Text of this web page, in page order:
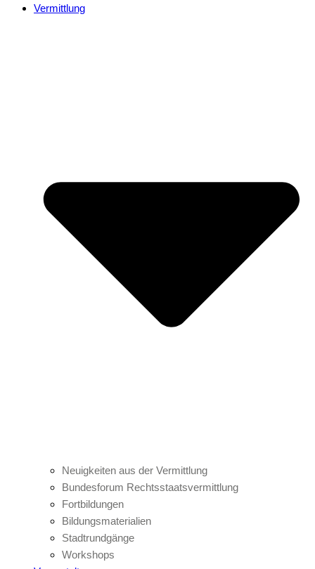
Vermittlung
Neuigkeiten aus der Vermittlung
Bundesforum Rechtsstaatsvermittlung
Fortbildungen
Bildungsmaterialien
Stadtrundgänge
Workshops